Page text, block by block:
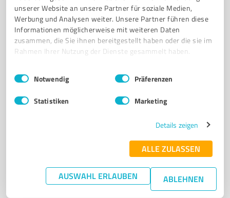
unserer Website an unsere Partner für soziale Medien,
Werbung und Analysen weiter. Unsere Partner führen diese
Informationen möglicherweise mit weiteren Daten
zusammen, die Sie ihnen bereitgestellt haben oder die sie im
Rahmen Ihrer Nutzung der Dienste gesammelt haben.
Impressum Datenschutzbestimmungen
Einwilligungsauswahl
Notwendig Präferenzen
Statistiken Marketing
Details zeigen
ALLE ZULASSEN
AUSWAHL ERLAUBEN ABLEHNEN
VIA Delcredere GmbH
Fachmakler für Kreditversicherung und Factoring in
Bedburg
KREDITVERSICHERUNG FACTORING BÜRGSCHAFTEN LIQUIDITÄT
VERTRAGSOPTIMIERUNG SCHADENSABWICKLUNG
UNTERNEHMENSBERATUNG RISIKOMANAGEMENT FINANZSCHUTZ
5,00 / 5,00